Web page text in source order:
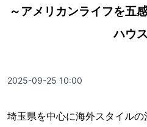
～アメリカンライフを五
ハウ
2025-09-25 10:00
埼玉県を中心に海外スタイル